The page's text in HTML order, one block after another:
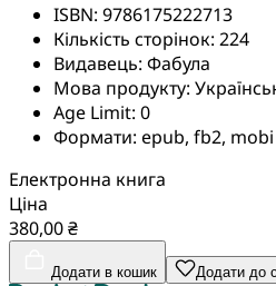
ISBN: 9786175222713
Кількість сторінок: 224
Видавець: Фабула
Мова продукту:
Age Limit: 0
Формати: epub, fb2, mobi
Електронна книга
Ціна
380,00 ₴
Додати в кошик Додати до